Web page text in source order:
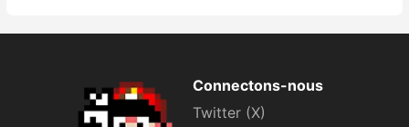
Bons plans
Guides
Connectons-nous
Twitter (X)